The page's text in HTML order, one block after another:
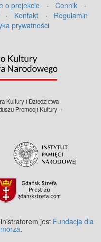
o projekcie · Cennik
·
· Kontakt ·
Regulamin
prywatności
Kultury i Dziedzictwa
Promocji Kultury –
jest Fundacja dla
.